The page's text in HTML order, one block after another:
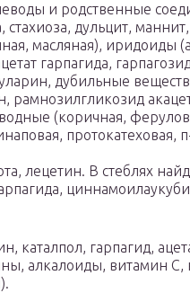
и родственные
дульцит,
масляная), иридоиды
гарпагида,
дубильные
рамнозилгликозид
(коричная,
протокатеховая,
лецетин. В стеблях
каталпол, гарпагид,
алкалоиды, витамин